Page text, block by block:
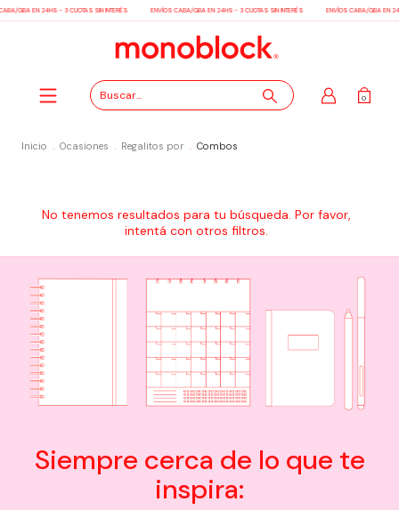
GBA EN 24HS - 3 CUOTAS SIN INTERÉS ENVÍOS CABA/GBA EN 24HS - 3 CUOTAS SIN INTERÉS ENVÍOS CABA/GBA EN
0
Inicio . Ocasiones . Regalitos por . Combos
No tenemos resultados para tu búsqueda. Por favor,
intentá con otros filtros.
Siempre cerca de lo que te
inspira: